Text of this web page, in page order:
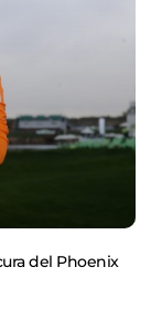
del Phoenix